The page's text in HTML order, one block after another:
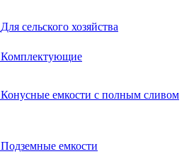
Для сельского хозяйства
Комплектующие
Конусные емкости с полным сливом
Подземные емкости